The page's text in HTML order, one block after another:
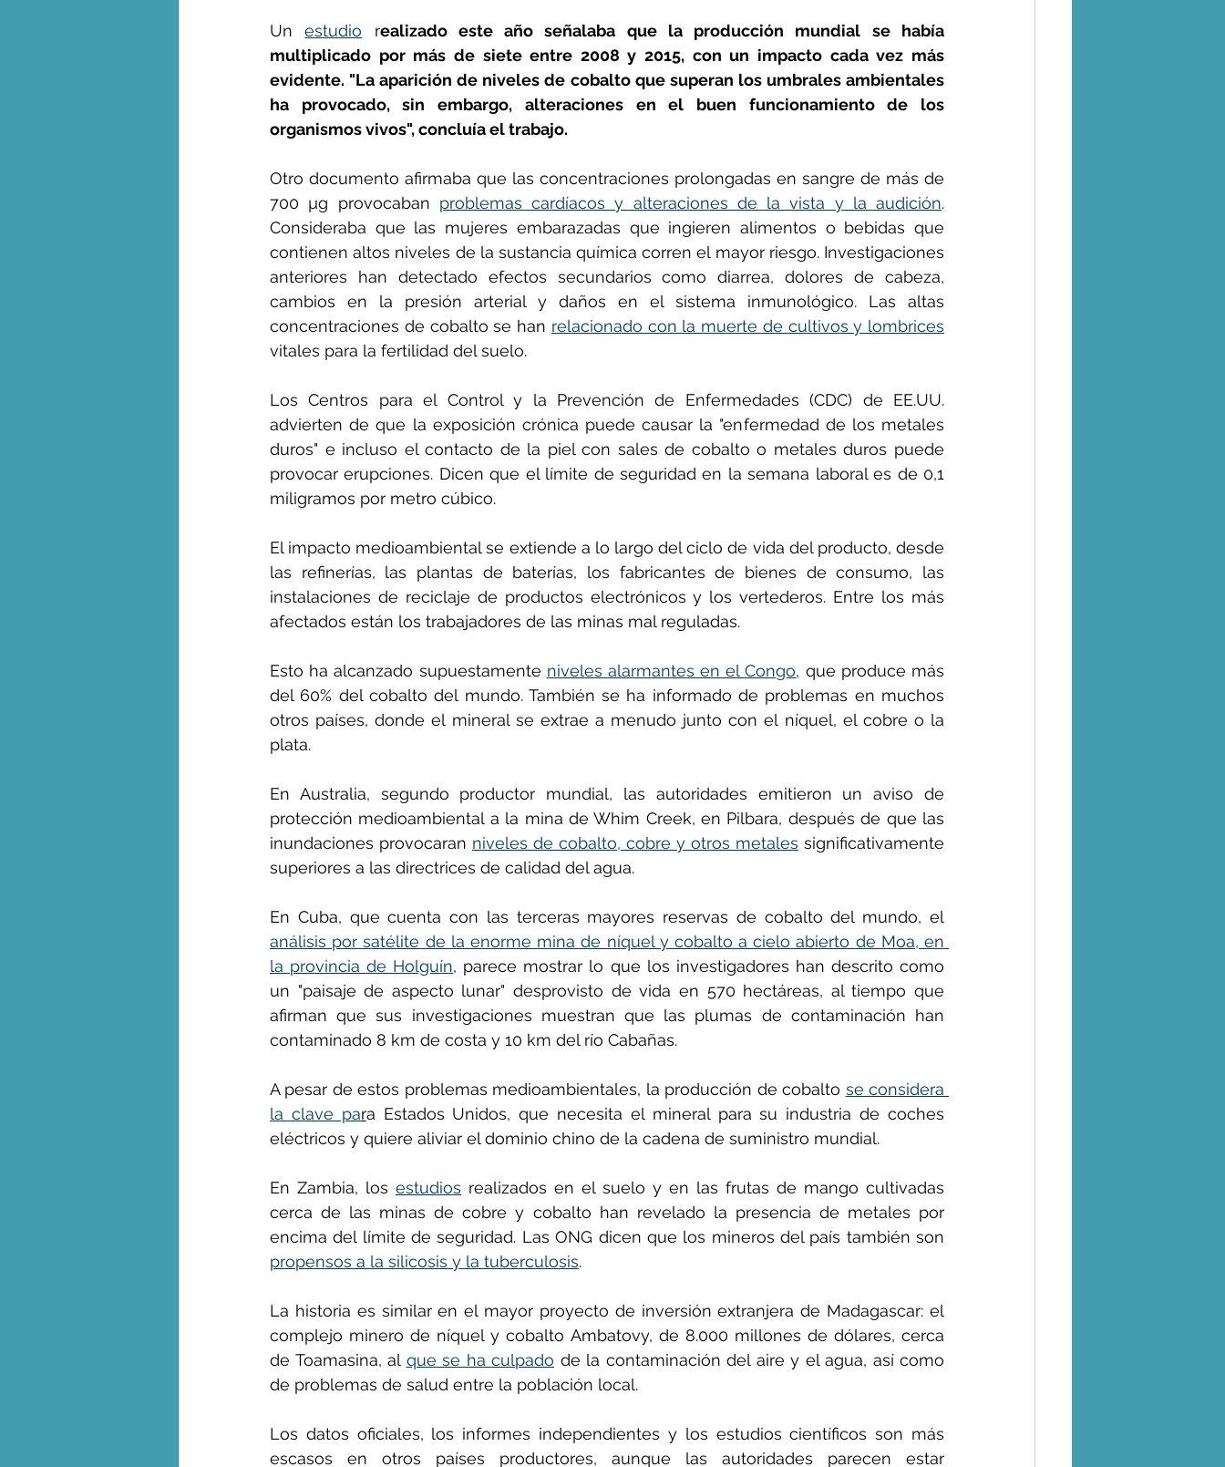
Un estudio realizado este año señalaba que la producción mundial se había
multiplicado por más de siete entre 2008 y 2015, con un impacto cada vez más
evidente. "La aparición de niveles de cobalto que superan los umbrales ambientales
ha provocado, sin embargo, alteraciones en el buen funcionamiento de los
organismos vivos", concluía el trabajo.
Otro documento afirmaba que las concentraciones prolongadas en sangre de más de
700 µg provocaban problemas cardíacos y alteraciones de la vista y la audición.
Consideraba que las mujeres embarazadas que ingieren alimentos o bebidas que
contienen altos niveles de la sustancia química corren el mayor riesgo. Investigaciones
anteriores han detectado efectos secundarios como diarrea, dolores de cabeza,
cambios en la presión arterial y daños en el sistema inmunológico. Las altas
concentraciones de cobalto se han relacionado con la muerte de cultivos y lombrices
vitales para la fertilidad del suelo.
Los Centros para el Control y la Prevención de Enfermedades (CDC) de EE.UU.
advierten de que la exposición crónica puede causar la "enfermedad de los metales
duros" e incluso el contacto de la piel con sales de cobalto o metales duros puede
provocar erupciones. Dicen que el límite de seguridad en la semana laboral es de 0,1
miligramos por metro cúbico.
El impacto medioambiental se extiende a lo largo del ciclo de vida del producto, desde
las refinerías, las plantas de baterías, los fabricantes de bienes de consumo, las
instalaciones de reciclaje de productos electrónicos y los vertederos. Entre los más
afectados están los trabajadores de las minas mal reguladas.
Esto ha alcanzado supuestamente niveles alarmantes en el Congo, que produce más
del 60% del cobalto del mundo. También se ha informado de problemas en muchos
otros países, donde el mineral se extrae a menudo junto con el níquel, el cobre o la
plata.
En Australia, segundo productor mundial, las autoridades emitieron un aviso de
protección medioambiental a la mina de Whim Creek, en Pilbara, después de que las
inundaciones provocaran niveles de cobalto, cobre y otros metales significativamente
superiores a las directrices de calidad del agua.
análisis por satélite de la enorme mina de níquel y cobalto a cielo abierto de Moa, en
la provincia de Holguín, parece mostrar lo que los investigadores han descrito como
un "paisaje de aspecto lunar" desprovisto de vida en 570 hectáreas, al tiempo que
afirman que sus investigaciones muestran que las plumas de contaminación han
contaminado 8 km de costa y 10 km del río Cabañas.
A pesar de estos problemas medioambientales, la producción de cobalto se considera
la clave para Estados Unidos, que necesita el mineral para su industria de coches
eléctricos y quiere aliviar el dominio chino de la cadena de suministro mundial.
En Zambia, los estudios realizados en el suelo y en las frutas de mango cultivadas
cerca de las minas de cobre y cobalto han revelado la presencia de metales por
propensos a la silicosis y la tuberculosis.
La historia es similar en el mayor proyecto de inversión extranjera de Madagascar: el
complejo minero de níquel y cobalto Ambatovy, de 8.000 millones de dólares, cerca
de Toamasina, al que se ha culpado de la contaminación del aire y el agua, así como
de problemas de salud entre la población local.
Los datos oficiales, los informes independientes y los estudios científicos son más
escasos en otros países productores, aunque las autoridades parecen estar